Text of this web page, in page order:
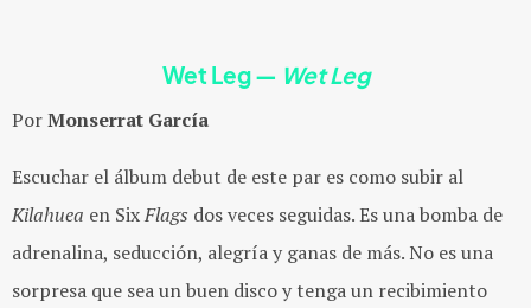
Wet Leg — Wet Leg
PorMonserrat García
Escuchar el álbum debut de este par es como subir al
Kilahuea en SixFlags dos veces seguidas. Es una bomba de
adrenalina, seducción, alegría y ganas de más. No es una
sorpresa que sea un buen disco y tenga un recibimiento